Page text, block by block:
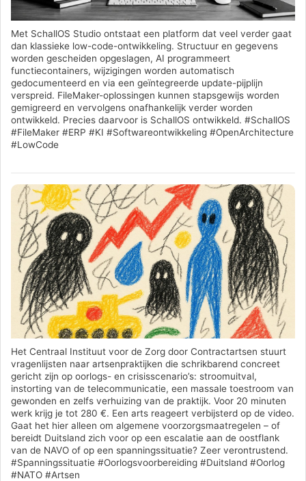
Met SchallOS Studio ontstaat een platform dat veel verder gaat
dan klassieke low-code-ontwikkeling. Structuur en gegevens
worden gescheiden opgeslagen, AI programmeert
functiecontainers, wijzigingen worden automatisch
gedocumenteerd en via een geïntegreerde update-pijplijn
verspreid. FileMaker-oplossingen kunnen stapsgewijs worden
gemigreerd en vervolgens onafhankelijk verder worden
ontwikkeld. Precies daarvoor is SchallOS ontwikkeld. #SchallOS
#FileMaker #ERP #KI #Softwareontwikkeling #OpenArchitecture
#LowCode
Het Centraal Instituut voor de Zorg door Contractartsen stuurt
vragenlijsten naar artsenpraktijken die schrikbarend concreet
gericht zijn op oorlogs- en crisisscenario’s: stroomuitval,
instorting van de telecommunicatie, een massale toestroom van
gewonden en zelfs verhuizing van de praktijk. Voor 20 minuten
werk krijg je tot 280 €. Een arts reageert verbijsterd op de video.
Gaat het hier alleen om algemene voorzorgsmaatregelen – of
bereidt Duitsland zich voor op een escalatie aan de oostflank
van de NAVO of op een spanningssituatie? Zeer verontrustend.
#Spanningssituatie #Oorlogsvoorbereiding #Duitsland #Oorlog
#NATO #Artsen